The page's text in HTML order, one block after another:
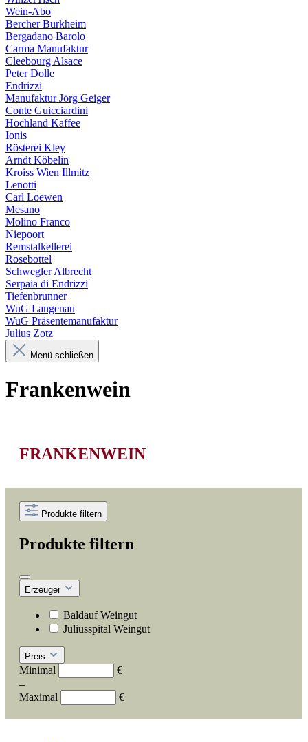
Wein-Abo
Bercher Burkheim
Bergadano Barolo
Carma Manufaktur
Cleebourg Alsace
Peter Dolle
Endrizzi
Manufaktur Jörg Geiger
Conte Guicciardini
Hochland Kaffee
Ionis
Rösterei Kley
Arndt Köbelin
Kroiss Wien Illmitz
Lenotti
Carl Loewen
Mesano
Molino Franco
Niepoort
Remstalkellerei
Rosebottel
Schwegler Albrecht
Serpaia di Endrizzi
Tiefenbrunner
WuG Langenau
WuG Präsentemanufaktur
Julius Zotz
Menü schließen
Frankenwein
FRANKENWEIN
Produkte filtern
Produkte filtern
Erzeuger
Baldauf Weingut
Juliusspital Weingut
Preis
Minimal
€
–
Maximal
€